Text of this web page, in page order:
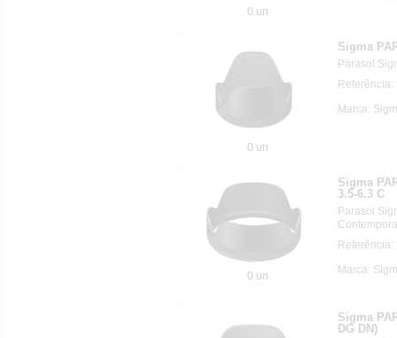
0 un
0 un
Sigma
Parasol
Referência:
Marca:
0 un
Sigma
3.5-6.3 C
Parasol
Referência:
Marca:
Sigma
DG DN)